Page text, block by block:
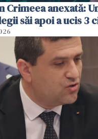
Crimeea anexată:
săi apoi a ucis 3